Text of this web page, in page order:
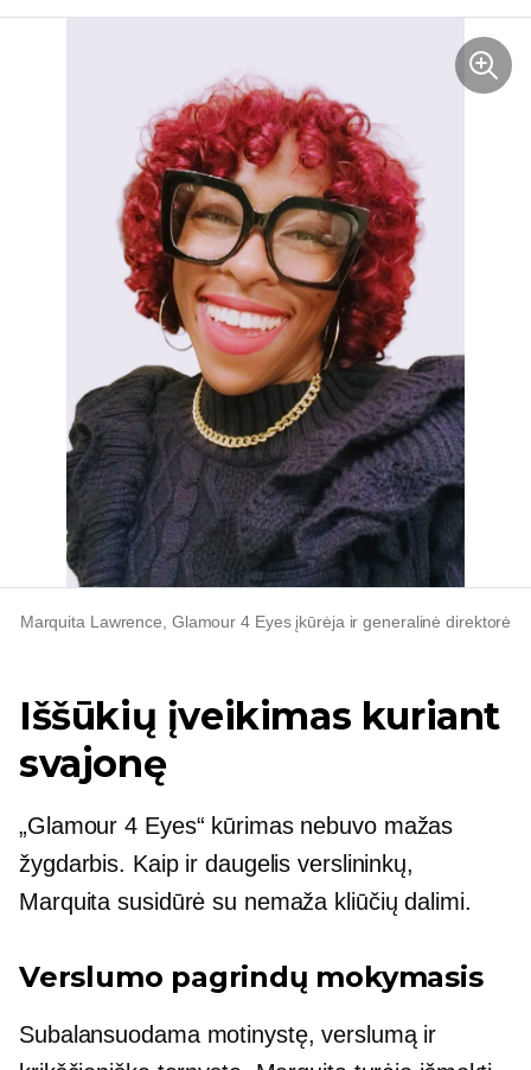
Marquita Lawrence, Glamour 4 Eyes įkūrėja ir generalinė direktorė
Iššūkių įveikimas kuriant
svajonę
„Glamour 4 Eyes“ kūrimas nebuvo mažas
žygdarbis. Kaip ir daugelis verslininkų,
Marquita susidūrė su nemaža kliūčių dalimi.
Verslumo pagrindų mokymasis
Subalansuodama motinystę, verslumą ir